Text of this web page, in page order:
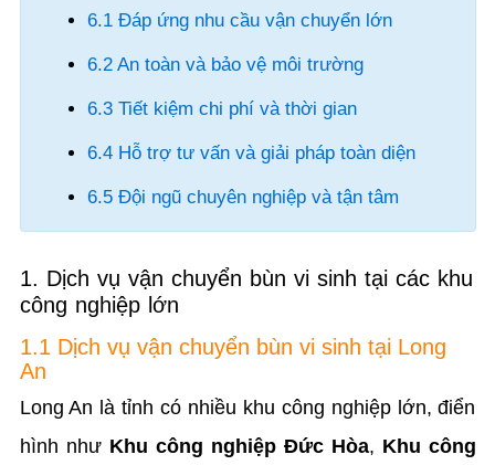
6.1 Đáp ứng nhu cầu vận chuyển lớn
6.2 An toàn và bảo vệ môi trường
6.3 Tiết kiệm chi phí và thời gian
6.4 Hỗ trợ tư vấn và giải pháp toàn diện
6.5 Đội ngũ chuyên nghiệp và tận tâm
1. Dịch vụ vận chuyển bùn vi sinh tại các khu
công nghiệp lớn
1.1 Dịch vụ vận chuyển bùn vi sinh tại Long
An
Long An là tỉnh có nhiều khu công nghiệp lớn, điển
hình như Khu công nghiệp Đức Hòa, Khu công